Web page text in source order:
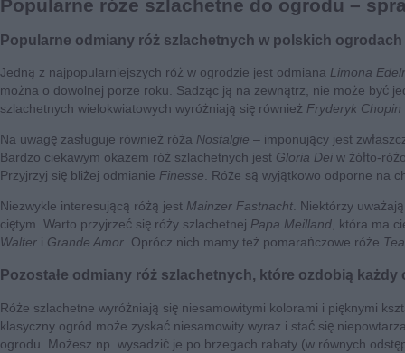
Popularne róże szlachetne do ogrodu –
Popularne odmiany róż szlachetnych w polskich ogrodach
Jedną z najpopularniejszych róż w ogrodzie jest odmiana Limona
można o dowolnej porze roku. Sadząc ją na zewnątrz, nie może być
szlachetnych wielokwiatowych wyróżniają się również Fryderyk Chopin
Na uwagę zasługuje również róża Nostalgie – imponujący jest
Bardzo ciekawym okazem róż szlachetnych jest Gloria Dei w żółto-
Przyjrzyj się bliżej odmianie Finesse . Róże są wyjątkowo odporne na
Niezwykle interesującą różą jest Mainzer Fastnacht . Niektórzy
ciętym. Warto przyjrzeć się róży szlachetnej Papa Meilland , która ma
Walter i Grande Amor . Oprócz nich mamy też pomarańczowe róże
Pozostałe odmiany róż szlachetnych, które ozdobią każdy
Róże szlachetne wyróżniają się niesamowitymi kolorami i pięknymi
klasyczny ogród może zyskać niesamowity wyraz i stać się
ogrodu. Możesz np. wysadzić je po brzegach rabaty (w równych